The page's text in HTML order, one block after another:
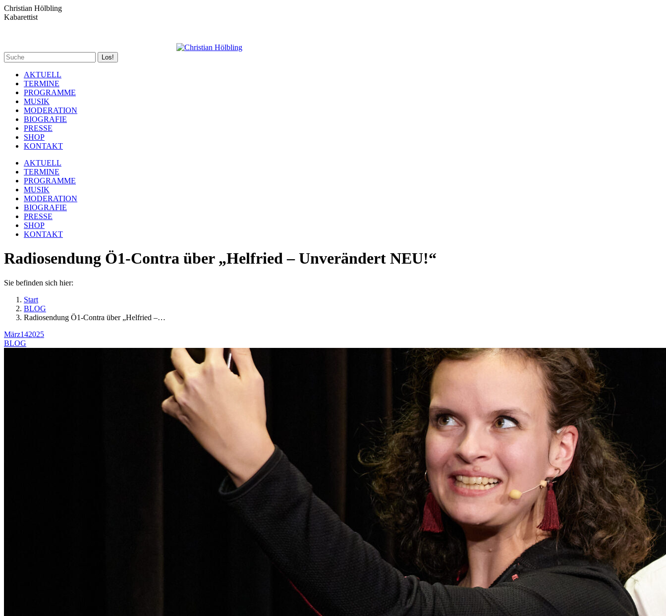
Zum
Inhalt
Christian Hölbling
Kabarettist
Spotify
page
opens
new
window
Facebook
page
opens
new
window
YouTube
page
opens
new
window
Instagram
page
opens
new
window
Search:
AKTUELL
TERMINE
PROGRAMME
MUSIK
MODERATION
BIOGRAFIE
PRESSE
SHOP
KONTAKT
AKTUELL
TERMINE
PROGRAMME
MUSIK
MODERATION
BIOGRAFIE
PRESSE
SHOP
KONTAKT
Radiosendung Ö1-Contra über „Helfried – Unverändert NEU!“
Sie befinden sich hier:
Start
BLOG
Radiosendung Ö1-Contra über „Helfried –…
März142025
BLOG